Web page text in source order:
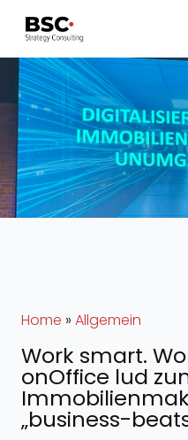
Home » Allgemein
Work smart.
onOffice lud
„business-